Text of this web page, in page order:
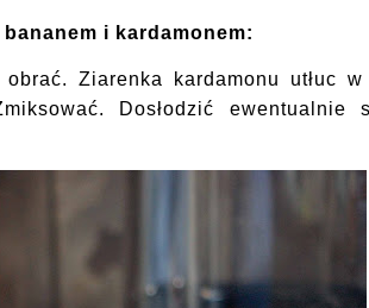
i kardamonem:
Ziarenka kardamonu utłuc
Dosłodzić ewentualnie